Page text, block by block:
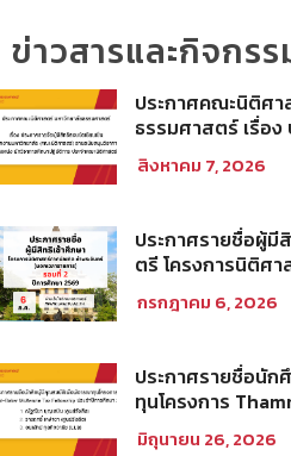
ข่าวสารและกิจกร
ประกาศคณะนิติศ
ธรรมศาสตร์ เรื่อ
ข้อเขียนเป็น พนักง
นิติศาสตร์) สายสนั
สิงหาคม 7, 2026
ประกาศรายชื่อผู้
ตรี โครงการนิติศ
ศึกษา 2569 รอบที่ 2
กรกฎาคม 6, 2026
ประกาศรายชื่อนั
ทุนโครงการ
Tax Fellowship ป
มิถุนายน 26, 2026